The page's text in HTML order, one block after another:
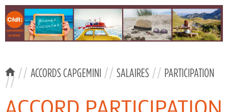
// ACCORDS CAPGEMINI // SALAIRES // PARTICIPATION
//